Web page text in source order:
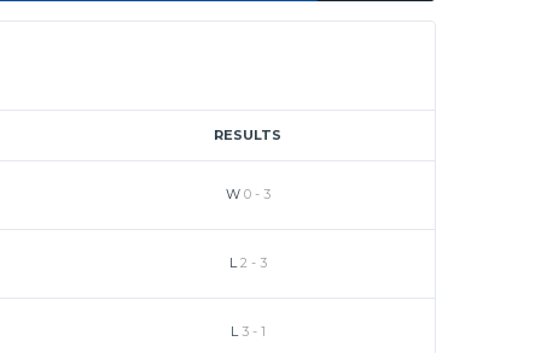
RESULTS
W 0- 3
L 2 - 3
L 3- 1